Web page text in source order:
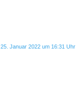
25. Januar 2022 um 16:31 Uhr